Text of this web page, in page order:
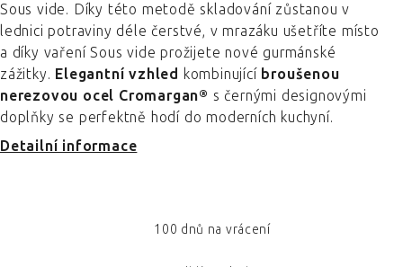
Sous vide. Díky této metodě skladování zůstanou v
lednici potraviny déle čerstvé, v mrazáku ušetříte místo
a díky vaření Sous vide prožijete nové gurmánské
zážitky. Elegantní vzhled kombinující broušenou
nerezovou ocel Cromargan® s černými designovými
doplňky se perfektně hodí do moderních kuchyní.
Detailní informace
100 dnů na vrácení